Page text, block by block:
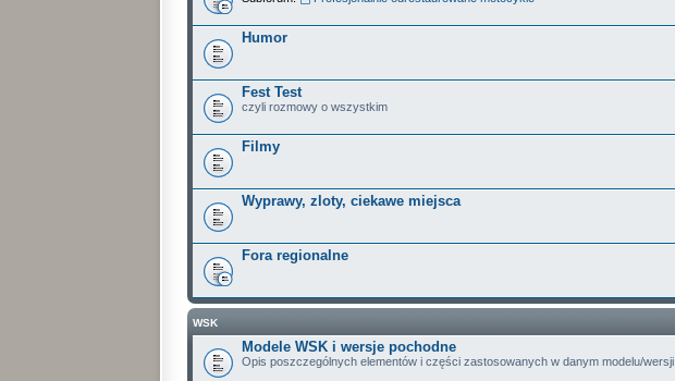
Humor
Fest Test
czyli rozmowy o wszystkim
Filmy
Wyprawy, zloty, ciekawe miejsca
Fora regionalne
WSK
Modele WSK i wersje pochodne
Opis poszczególnych elementów i części zastosowanych w danym modelu/wersji